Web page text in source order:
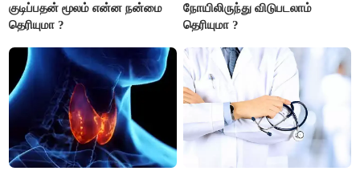
குடிப்பதன் மூலம் என்ன நன்மை
தெரியுமா ?
நோயிலிருந்து விடுபடலாம்
தெரியுமா ?